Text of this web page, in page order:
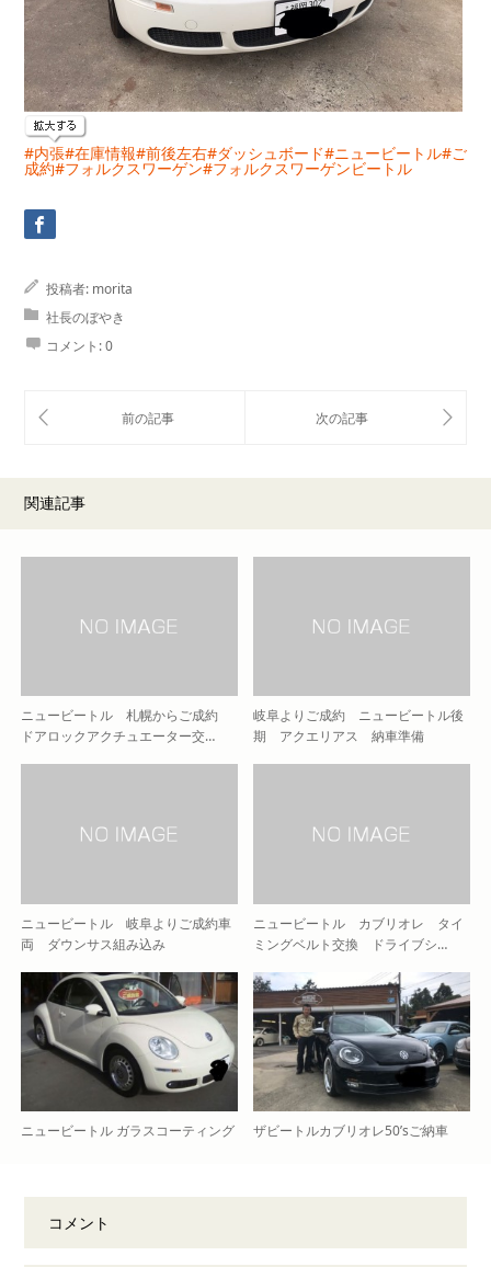
#内張#在庫情報#前後左右#ダッシュボード#ニュービートル#ご
成約#フォルクスワーゲン#フォルクスワーゲンビートル
投稿者: morita
社長のぼやき
コメント:0
関連記事
ニュービートル 札幌からご成約
ドアロックアクチュエーター交…
岐阜よりご成約 ニュービートル後
期 アクエリアス 納車準備
ニュービートル 岐阜よりご成約車
両 ダウンサス組み込み
ニュービートル カブリオレ タイ
ミングベルト交換 ドライブシ…
ニュービートル ガラスコーティング ザビートルカブリオレ50’sご納車
コメント